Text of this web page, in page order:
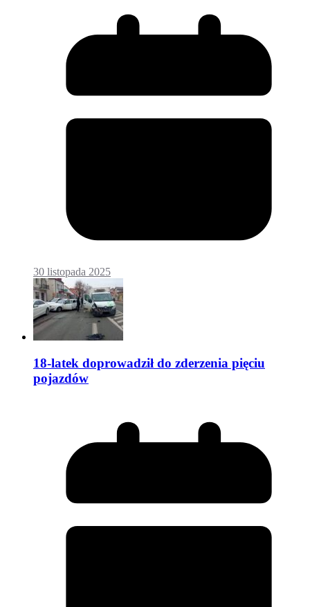
30 listopada 2025
18-latek doprowadził do zderzenia pięciu
pojazdów